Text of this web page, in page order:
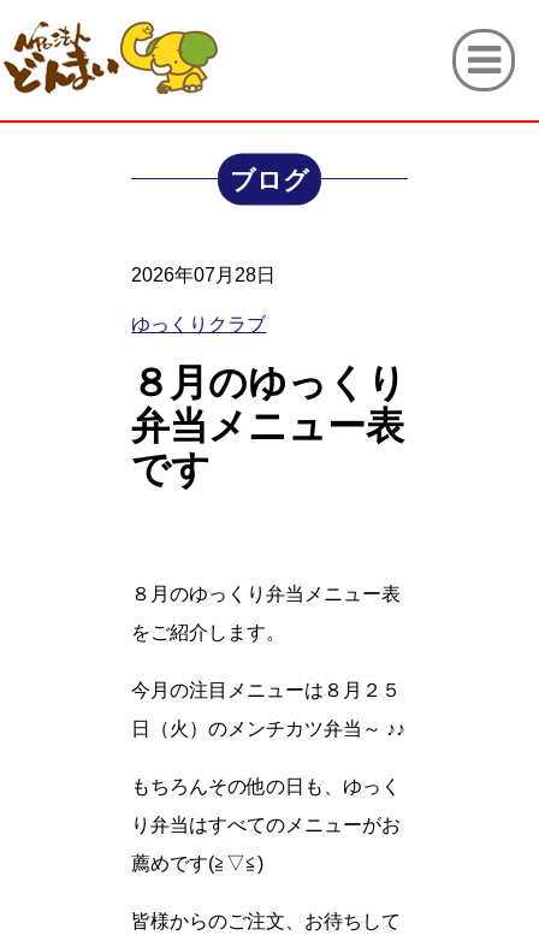
ブログ
2026年07月28日
ゆっくりクラブ
８月のゆっくり
弁当メニュー表
です
８月のゆっくり弁当メニュー表
をご紹介します。
今月の注目メニューは８月２５
日（火）のメンチカツ弁当～ ♪♪
もちろんその他の日も、ゆっく
り弁当はすべてのメニューがお
薦めです(≧▽≦)
皆様からのご注文、お待ちして